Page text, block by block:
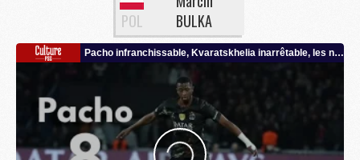
POL
BULKA